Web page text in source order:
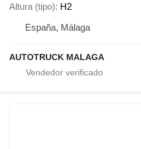
Altura (tipo) H2
España, Málaga
AUTOTRUCK MALAGA